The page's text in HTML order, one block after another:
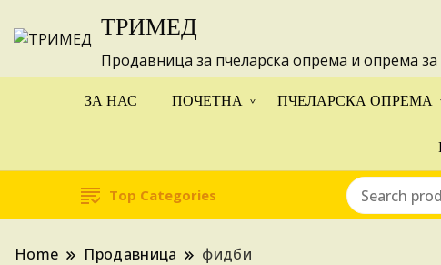
ТРИМЕД
Продавница за пчеларска опрема и опрема
ЗА НАС ПОЧЕТНА ПЧЕЛАРСКА ОПРЕМА
Top Categories
Home Продавница фидби